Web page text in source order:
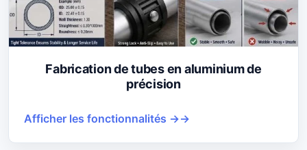
Fabrication de tubes en aluminium de
précision
Afficher les fonctionnalités →